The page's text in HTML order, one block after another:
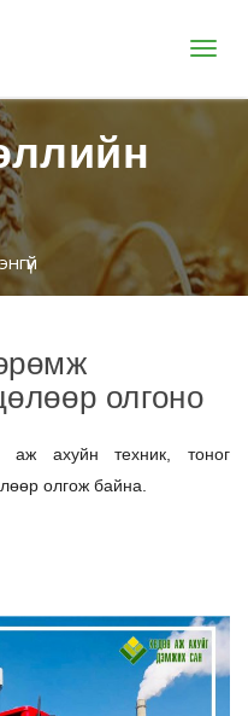
Цэс
олгоно
аж ахуйн техник, тоног
олгож байна.